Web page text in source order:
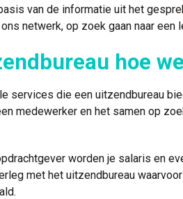
van de informatie uit het
netwerk, op zoek gaan naar een
hoe
services die een uitzendbureau
medewerker en het samen op
worden je salaris en
met het uitzendbureau